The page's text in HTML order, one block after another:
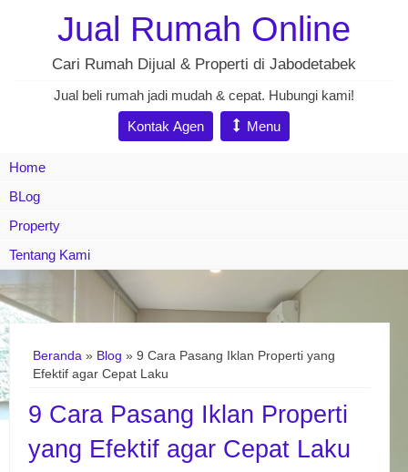
Jual Rumah Online
Cari Rumah Dijual & Properti di Jabodetabek
Jual beli rumah jadi mudah & cepat. Hubungi kami!
Kontak Agen
Menu
Home
BLog
Property
Tentang Kami
Beranda » Blog » 9 Cara Pasang Iklan Properti yang
Efektif agar Cepat Laku
9 Cara Pasang Iklan Properti
yang Efektif agar Cepat Laku